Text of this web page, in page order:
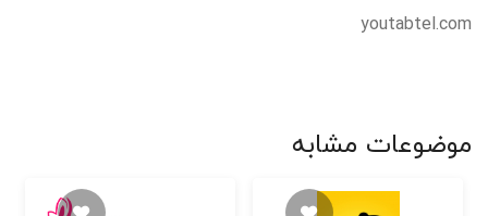
youtabtel.com
موضوعات مشابه